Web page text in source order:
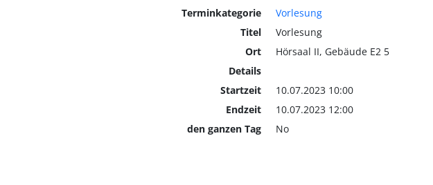
Terminkategorie
Vorlesung
Titel
Vorlesung
Ort
Hörsaal II, Gebäude E2 5
Details
Startzeit
10.07.2023 10:00
Endzeit
10.07.2023 12:00
den ganzen Tag
No